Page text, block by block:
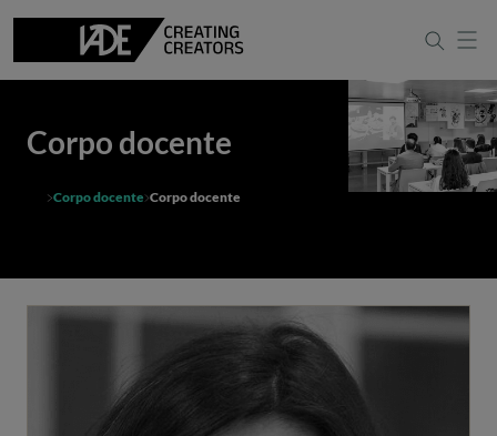
Corpo docente
Corpo docente Corpo docente